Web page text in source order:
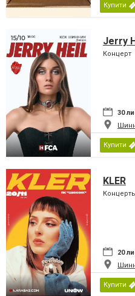
Купити
Jerry
Концерт
30
Купити
KLER
20
Купити